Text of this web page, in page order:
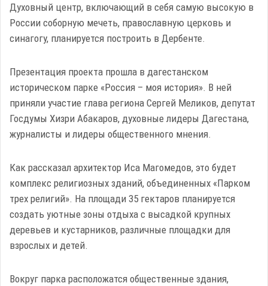
Духовный центр, включающий в себя самую высокую в
России соборную мечеть, православную церковь и
синагогу, планируется построить в Дербенте.
Презентация проекта прошла в дагестанском
историческом парке «Россия – моя история». В ней
приняли участие глава региона Сергей Меликов, депутат
Госдумы Хизри Абакаров, духовные лидеры Дагестана,
журналисты и лидеры общественного мнения.
Как рассказал архитектор Иса Магомедов, это будет
комплекс религиозных зданий, объединенных «Парком
трех религий». На площади 35 гектаров планируется
создать уютные зоны отдыха с высадкой крупных
деревьев и кустарников, различные площадки для
взрослых и детей.
Вокруг парка расположатся общественные здания,